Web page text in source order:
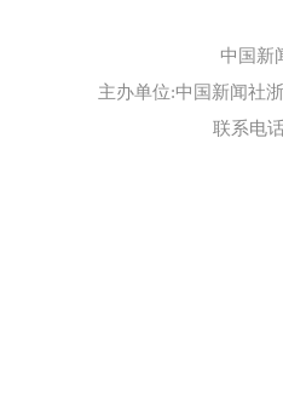
中国新
主办单位:中国新闻社
联系电